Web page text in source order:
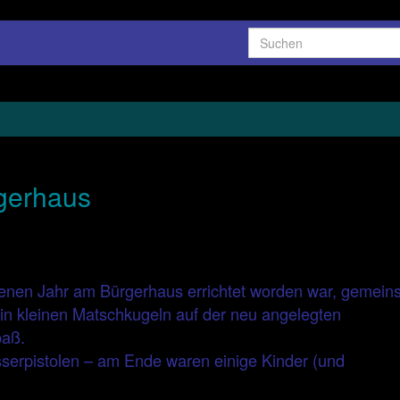
Search
for:
Jahr am Bürgerhaus errichtet worden war,
kleinen Matschkugeln auf der neu angelegten
– am Ende waren einige Kinder (und